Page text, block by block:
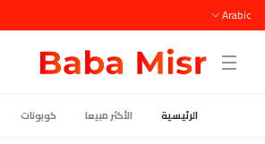
Arabic
الرئيسية الأكثر مبيعا كوبونات